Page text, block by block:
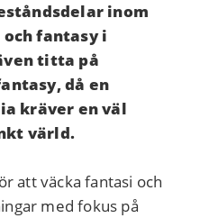
inom
fantasy i
titta på
då en
kräver en väl
värld.
att väcka fantasi och
med fokus på